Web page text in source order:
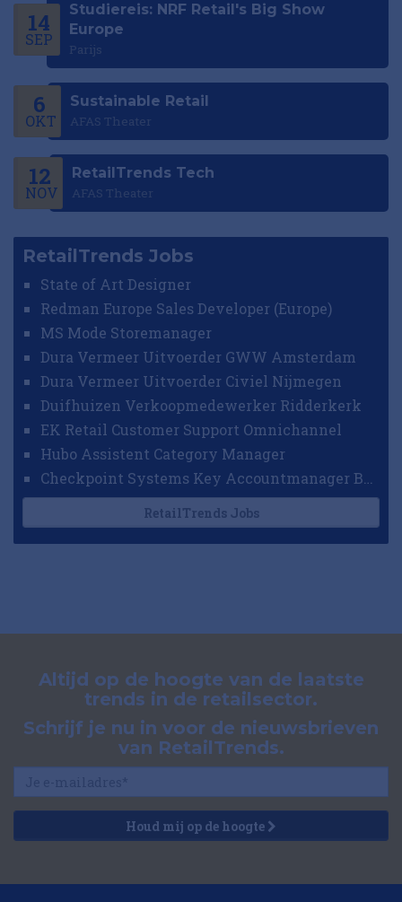
14
SEP
Studiereis: NRF Retail's Big Show
Europe
Parijs
6
OKT
Sustainable Retail
AFAS Theater
12
NOV
RetailTrends Tech
AFAS Theater
RetailTrends Jobs
State of Art Designer
Redman Europe Sales Developer (Europe)
MS Mode Storemanager
Dura Vermeer Uitvoerder GWW Amsterdam
Dura Vermeer Uitvoerder Civiel Nijmegen
Duifhuizen Verkoopmedewerker Ridderkerk
EK Retail Customer Support Omnichannel
Hubo Assistent Category Manager
Checkpoint Systems Key Accountmanager Benelux
RetailTrends Jobs
Altijd op de hoogte van de laatste
trends in de retailsector.
Schrijf je nu in voor de nieuwsbrieven
van RetailTrends.
Houd mij op de hoogte